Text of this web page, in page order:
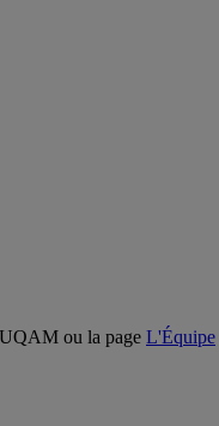
ou la page L'Équipe